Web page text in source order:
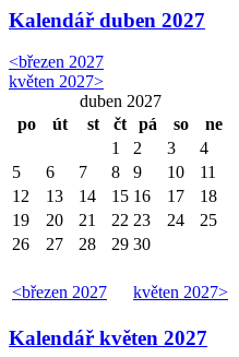
Kalendář duben 2027
<březen 2027
květen 2027>
duben 2027
po
út st čt pá so ne
<březen 2027 květen 2027>
1 2 3
4
5
6 7 8 9 10
11
12
13 14 15 16 17
18
19
20 21 22 23 24
25
26
27 28 29 30
Kalendář květen 2027